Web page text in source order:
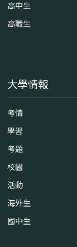
高中生
高職生
大學情報
考情
學習
考題
校園
活動
海外生
國中生